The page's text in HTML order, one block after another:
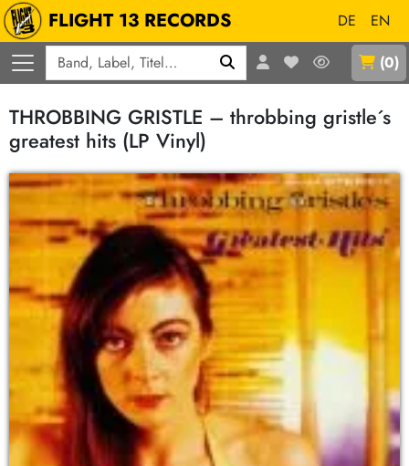
FLIGHT 13 RECORDS DE
EN
(0)
THROBBING GRISTLE – throbbing gristle´s
greatest hits (LP Vinyl)